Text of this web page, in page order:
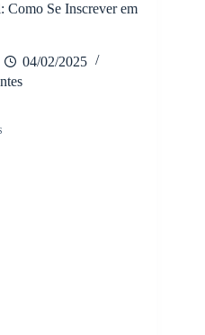
Como Se Inscrever em
04/02/2025